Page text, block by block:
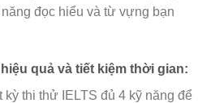
đọc hiểu và từ vựng bạn
quả và tiết kiệm thời gian:
kỳ thi thử IELTS đủ 4 kỹ năng để